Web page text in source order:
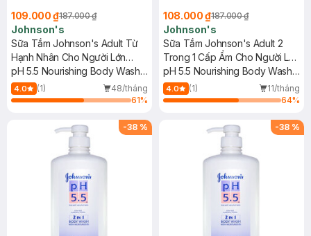
109.000 ₫187.000 ₫
Johnson's
Sữa Tắm Johnson's Adult Từ
Hạnh Nhân Cho Người Lớn
750ml
pH 5.5 Nourishing Body Wash
With Almond Oil
4.0 (1)
48/tháng
61%
108.000 ₫187.000 ₫
Johnson's
Sữa Tắm Johnson's Adult 2
Trong 1 Cấp Ẩm Cho Người Lớn
750ml
pH 5.5 Nourishing Body Wash
With Moisturizers
4.0 (1)
11/tháng
64%
-38 % -38 %